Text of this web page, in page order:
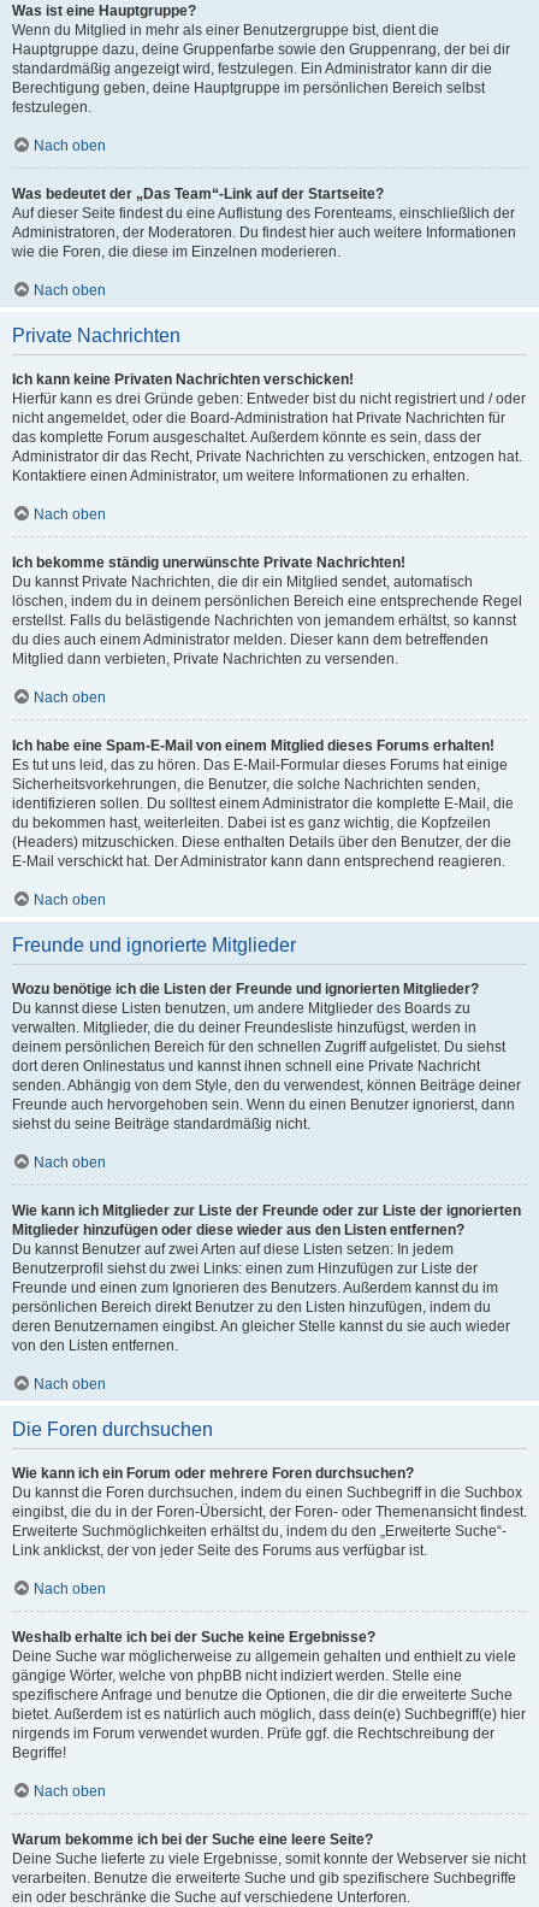
Was ist eine Hauptgruppe?
Wenn du Mitglied in mehr als einer Benutzergruppe bist, dient die
Hauptgruppe dazu, deine Gruppenfarbe sowie den Gruppenrang, der bei dir
standardmäßig angezeigt wird, festzulegen. Ein Administrator kann dir die
Berechtigung geben, deine Hauptgruppe im persönlichen Bereich selbst
festzulegen.
Nach oben
Was bedeutet der „Das Team“-Link auf der Startseite?
Auf dieser Seite findest du eine Auflistung des Forenteams, einschließlich der
Administratoren, der Moderatoren. Du findest hier auch weitere Informationen
wie die Foren, die diese im Einzelnen moderieren.
Nach oben
Private Nachrichten
Ich kann keine Privaten Nachrichten verschicken!
Hierfür kann es drei Gründe geben: Entweder bist du nicht registriert und / oder
nicht angemeldet, oder die Board-Administration hat Private Nachrichten für
das komplette Forum ausgeschaltet. Außerdem könnte es sein, dass der
Administrator dir das Recht, Private Nachrichten zu verschicken, entzogen hat.
Kontaktiere einen Administrator, um weitere Informationen zu erhalten.
Nach oben
Ich bekomme ständig unerwünschte Private Nachrichten!
Du kannst Private Nachrichten, die dir ein Mitglied sendet, automatisch
löschen, indem du in deinem persönlichen Bereich eine entsprechende Regel
erstellst. Falls du belästigende Nachrichten von jemandem erhältst, so kannst
du dies auch einem Administrator melden. Dieser kann dem betreffenden
Mitglied dann verbieten, Private Nachrichten zu versenden.
Nach oben
Ich habe eine Spam-E-Mail von einem Mitglied dieses Forums erhalten!
Es tut uns leid, das zu hören. Das E-Mail-Formular dieses Forums hat einige
Sicherheitsvorkehrungen, die Benutzer, die solche Nachrichten senden,
identifizieren sollen. Du solltest einem Administrator die komplette E-Mail, die
du bekommen hast, weiterleiten. Dabei ist es ganz wichtig, die Kopfzeilen
(Headers) mitzuschicken. Diese enthalten Details über den Benutzer, der die
E-Mail verschickt hat. Der Administrator kann dann entsprechend reagieren.
Nach oben
Freunde und ignorierte Mitglieder
Wozu benötige ich die Listen der Freunde und ignorierten Mitglieder?
Du kannst diese Listen benutzen, um andere Mitglieder des Boards zu
verwalten. Mitglieder, die du deiner Freundesliste hinzufügst, werden in
deinem persönlichen Bereich für den schnellen Zugriff aufgelistet. Du siehst
dort deren Onlinestatus und kannst ihnen schnell eine Private Nachricht
senden. Abhängig von dem Style, den du verwendest, können Beiträge deiner
Freunde auch hervorgehoben sein. Wenn du einen Benutzer ignorierst, dann
siehst du seine Beiträge standardmäßig nicht.
Nach oben
Wie kann ich Mitglieder zur Liste der Freunde oder zur Liste der ignorierten
Mitglieder hinzufügen oder diese wieder aus den Listen entfernen?
Du kannst Benutzer auf zwei Arten auf diese Listen setzen: In jedem
Benutzerprofil siehst du zwei Links: einen zum Hinzufügen zur Liste der
Freunde und einen zum Ignorieren des Benutzers. Außerdem kannst du im
persönlichen Bereich direkt Benutzer zu den Listen hinzufügen, indem du
deren Benutzernamen eingibst. An gleicher Stelle kannst du sie auch wieder
von den Listen entfernen.
Nach oben
Die Foren durchsuchen
Wie kann ich ein Forum oder mehrere Foren durchsuchen?
Du kannst die Foren durchsuchen, indem du einen Suchbegriff in die Suchbox
eingibst, die du in der Foren-Übersicht, der Foren- oder Themenansicht findest.
Erweiterte Suchmöglichkeiten erhältst du, indem du den „Erweiterte Suche“-
Link anklickst, der von jeder Seite des Forums aus verfügbar ist.
Nach oben
Weshalb erhalte ich bei der Suche keine Ergebnisse?
Deine Suche war möglicherweise zu allgemein gehalten und enthielt zu viele
gängige Wörter, welche von phpBB nicht indiziert werden. Stelle eine
spezifischere Anfrage und benutze die Optionen, die dir die erweiterte Suche
bietet. Außerdem ist es natürlich auch möglich, dass dein(e) Suchbegriff(e) hier
nirgends im Forum verwendet wurden. Prüfe ggf. die Rechtschreibung der
Begriffe!
Nach oben
Warum bekomme ich bei der Suche eine leere Seite?
Deine Suche lieferte zu viele Ergebnisse, somit konnte der Webserver sie nicht
verarbeiten. Benutze die erweiterte Suche und gib spezifischere Suchbegriffe
ein oder beschränke die Suche auf verschiedene Unterforen.